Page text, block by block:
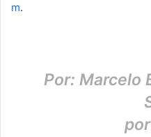
m.
Por: Marcelo